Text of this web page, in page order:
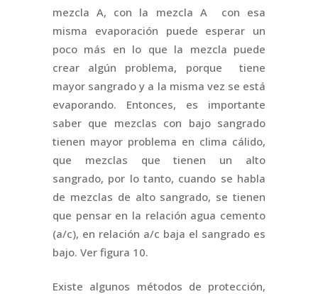
mezcla A, con la mezcla A con esa
misma evaporación puede esperar un
poco más en lo que la mezcla puede
crear algún problema, porque tiene
mayor sangrado y a la misma vez se está
evaporando. Entonces, es importante
saber que mezclas con bajo sangrado
tienen mayor problema en clima cálido,
que mezclas que tienen un alto
sangrado, por lo tanto, cuando se habla
de mezclas de alto sangrado, se tienen
que pensar en la relación agua cemento
(a/c), en relación a/c baja el sangrado es
bajo. Ver figura 10.
Existe algunos métodos de protección,